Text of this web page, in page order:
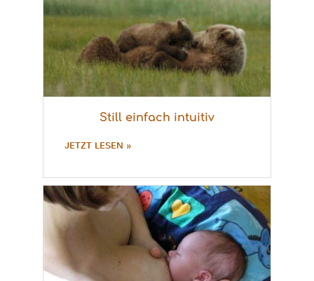
Still einfach intuitiv
JETZT LESEN »